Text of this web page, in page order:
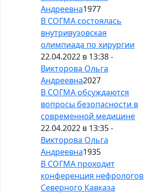
Андреевна1977
В СОГМА состоялась
внутривузовская
олимпиада по хирургии
22.04.2022 в 13:38 -
Викторова Ольга
Андреевна2027
В СОГМА обсуждаются
вопросы безопасности в
современной медицине
22.04.2022 в 13:35 -
Викторова Ольга
Андреевна1935
В СОГМА проходит
конференция нефрологов
Северного Кавказа